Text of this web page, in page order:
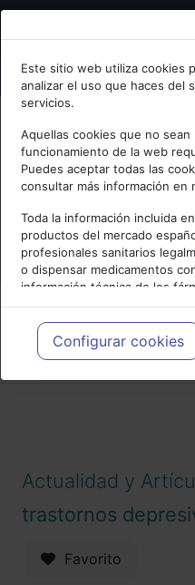
Bienvenid@ a
Escribe tu Email
Accede o regístrate con tu
Este sitio web utiliza cookies
analizar el uso que haces del
servicios.
Aquellas cookies que no sean
funcionamiento de la web
Puedes aceptar todas las
consultar más información en
Toda la información incluida
productos del mercado
profesionales sanitarios
o dispensar medicamentos
información técnica de los
meramente informativo,
profesionales facultados
cada caso concreto, el
necesidades del paciente.
Configurar cookies
Actualidad y
trastornos
Favorito